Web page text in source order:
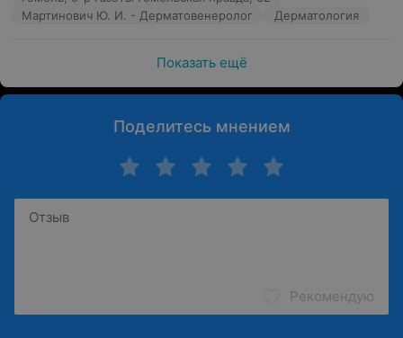
Мартинович Ю. И. - Дерматовенеролог
Дерматология
Показать ещё
Поделитесь мнением
Рекомендую